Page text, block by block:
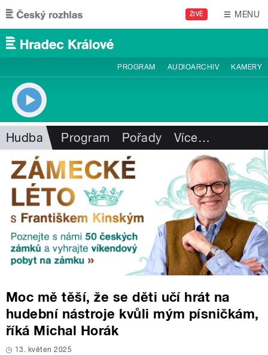
Přejít k hlavnímu obsahu
ŽIVĚ MENU
PROGRAM AUDIOARCHIV KAMERY
Hudba Program Pořady Více…
Moc mě těší, že se děti učí hrát na
hudební nástroje kvůli mým písničkám,
říká Michal Horák
13. květen 2025